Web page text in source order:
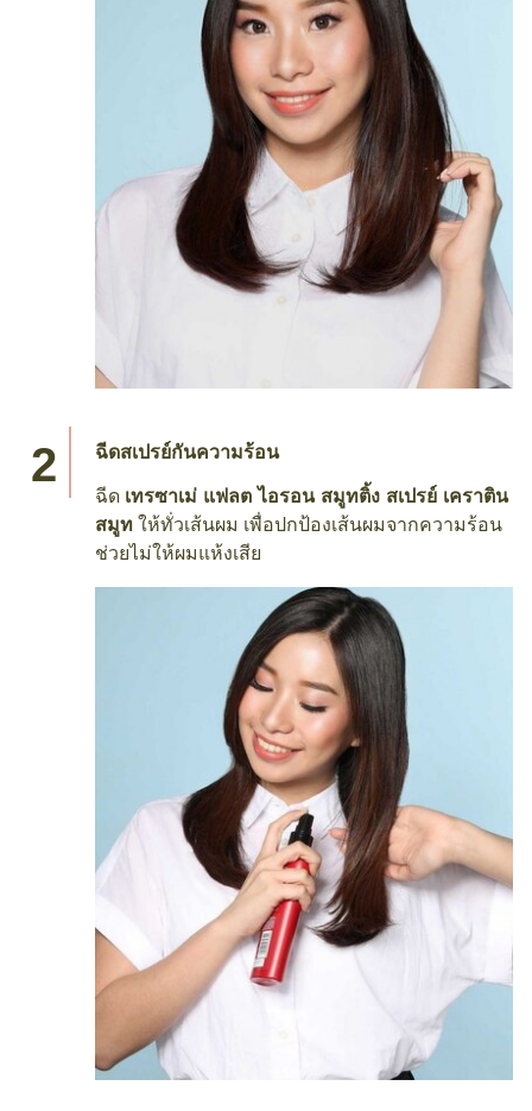
ฉีดสเปรย์กันความร้อน
ฉีด เทรซาเม่ แฟลต ไอรอน สมูทติ้ง สเปรย์ เคราติน
สมูท ให้ทั่วเส้นผม เพื่อปกป้องเส้นผมจากความร้อน
ช่วยไม่ให้ผมแห้งเสีย